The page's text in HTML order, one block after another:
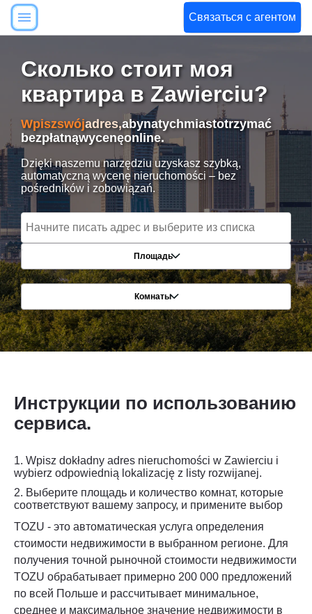
Связаться с агентом
Сколько стоит моя
квартира в Zawierciu?
Wpiszswójadres,abynatychmiastotrzymać
bezpłatnąwycenęonline.
Dzięki naszemu narzędziu uzyskasz szybką,
automatyczną wycenę nieruchomości – bez
pośredników i zobowiązań.
Площадь
Комнаты
Инструкции по использованию
сервиса.
1. Wpisz dokładny adres nieruchomości w Zawierciu i
wybierz odpowiednią lokalizację z listy rozwijanej.
2. Выберите площадь и количество комнат, которые
соответствуют вашему запросу, и примените выбор
TOZU - это автоматическая услуга определения
стоимости недвижимости в выбранном регионе. Для
получения точной рыночной стоимости недвижимости
TOZU обрабатывает примерно 200 000 предложений
по всей Польше и рассчитывает минимальное,
среднее и максимальное значение недвижимости в